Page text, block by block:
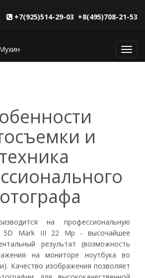
+7(925)514-29-03 +8(495)708-21-53
и
техника
на профессиональную
5D Mark III 22 Mp - высочайшее
результат (возможность
на мониторе ноутбука во
Качество изображения позволяет